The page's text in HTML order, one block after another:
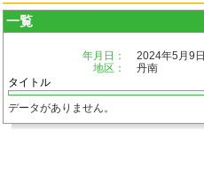
一覧
年月日：
2024年5月9日
地区：
丹南
タイトル
データがありません。